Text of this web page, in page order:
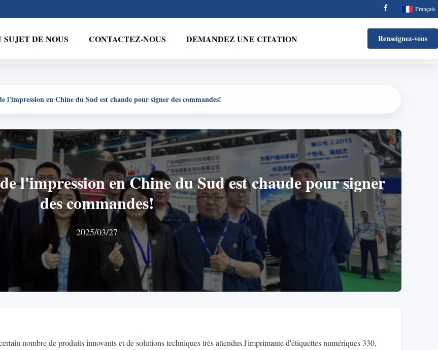
Français
SUJET DE NOUS CONTACTEZ-NOUS DEMANDEZ UNE CITATION Renseignez-vous
l'impression en Chine du Sud est chaude pour signer des commandes!
l'impression en Chine du Sud est chaude pour signer
des commandes!
2025/03/27
nombre de produits innovants et de solutions techniques très attendus.l'imprimante d'étiquettes numériques 330,